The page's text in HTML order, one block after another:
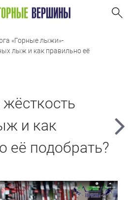
«Горные лыжи»-
лыж и как правильно её
и как
её подобрать?